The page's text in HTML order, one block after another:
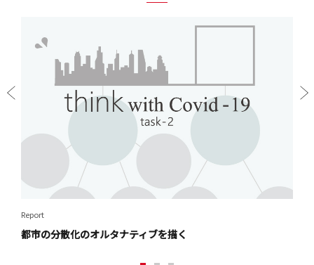
Report
都市の分散化のオルタナティブを描く​